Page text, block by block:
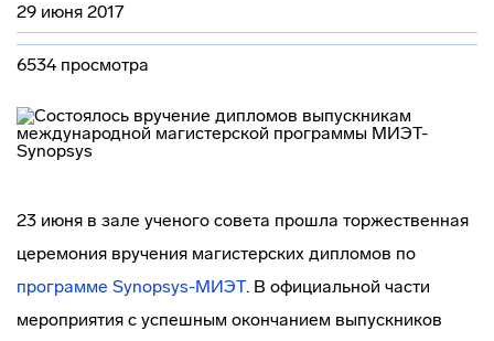
29 июня 2017
6534 просмотра
23 июня в зале ученого совета прошла торжественная
церемония вручения магистерских дипломов по
программе Synopsys-МИЭТ. В официальной части
мероприятия с успешным окончанием выпускников